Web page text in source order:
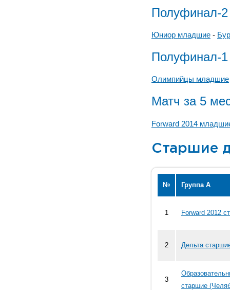
Полуфинал-2
Юниор младшие -
Полуфинал-1
Олимпийцы младшие
Матч за 5
Forward 2014
Старшие
№ Группа А
1 Forward 2012
2 Дельта
3
старшие